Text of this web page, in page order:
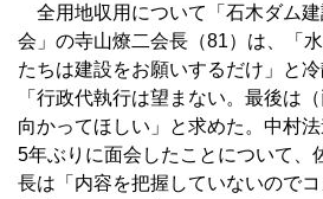
全用地収用について「石木ダム
会」の寺山燎二会長（81）は、「
たちは建設をお願いするだけ」と冷
「行政代執行は望まない。最後は
向かってほしい」と求めた。中村
5年ぶりに面会したことについて、
長は「内容を把握していないので